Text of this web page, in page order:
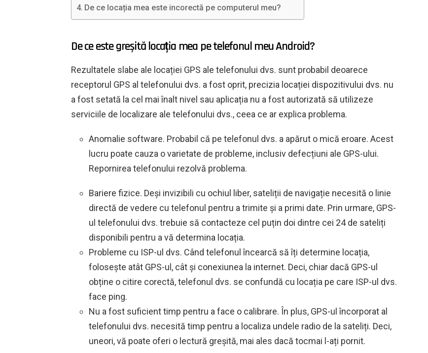
De ce locația mea este incorectă pe computerul meu?
De ce este greșită locația mea pe telefonul meu Android?
Rezultatele slabe ale locației GPS ale telefonului dvs. sunt probabil deoarece
receptorul GPS al telefonului dvs. a fost oprit, precizia locației dispozitivului dvs. nu
a fost setată la cel mai înalt nivel sau aplicația nu a fost autorizată să utilizeze
serviciile de localizare ale telefonului dvs., ceea ce ar explica problema.
Anomalie software. Probabil că pe telefonul dvs. a apărut o mică eroare. Acest
lucru poate cauza o varietate de probleme, inclusiv defecțiuni ale GPS-ului.
Repornirea telefonului rezolvă problema.
Bariere fizice. Deși invizibili cu ochiul liber, sateliții de navigație necesită o linie
directă de vedere cu telefonul pentru a trimite și a primi date. Prin urmare, GPS-
ul telefonului dvs. trebuie să contacteze cel puțin doi dintre cei 24 de sateliți
disponibili pentru a vă determina locația.
Probleme cu ISP-ul dvs. Când telefonul încearcă să îți determine locația,
folosește atât GPS-ul, cât și conexiunea la internet. Deci, chiar dacă GPS-ul
obține o citire corectă, telefonul dvs. se confundă cu locația pe care ISP-ul dvs.
face ping.
Nu a fost suficient timp pentru a face o calibrare. În plus, GPS-ul încorporat al
telefonului dvs. necesită timp pentru a localiza undele radio de la sateliți. Deci,
uneori, vă poate oferi o lectură greșită, mai ales dacă tocmai l-ați pornit.